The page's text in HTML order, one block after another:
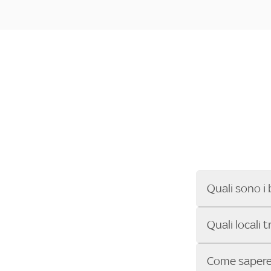
Quali sono i
Se cerchi un
ENILIVE, la
Sky Bar ti
Quali locali
Vuoi sapere
Come